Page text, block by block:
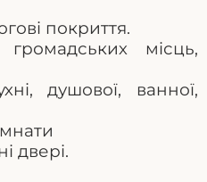
покриття.
місць,
душової, ванної,
двері.